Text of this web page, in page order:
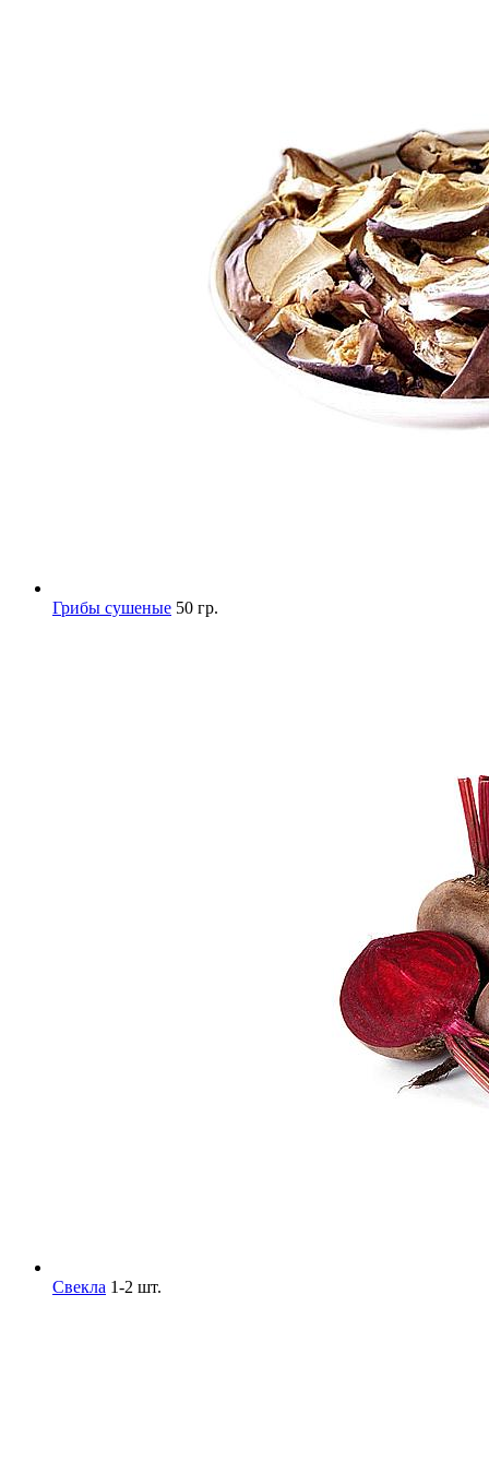
Грибы сушеные 50 гр.
Свекла 1-2 шт.